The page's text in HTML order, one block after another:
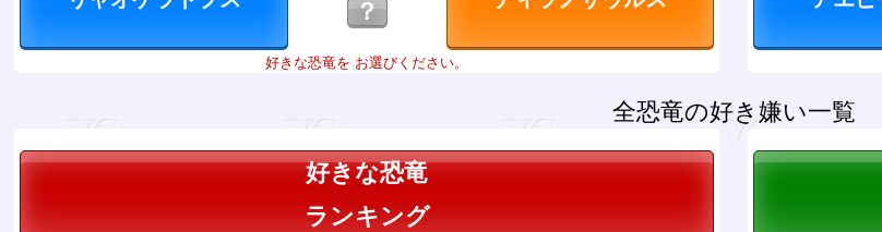
？
好きな恐竜を お選びください。
全恐竜の好き嫌い一覧
好きな恐竜
ランキング